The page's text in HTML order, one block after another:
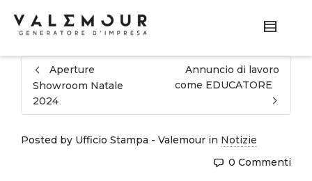
Aperture
Showroom Natale
2024
Annuncio di lavoro
come EDUCATORE
Posted by Ufficio Stampa - Valemour in Notizie
0 Commenti